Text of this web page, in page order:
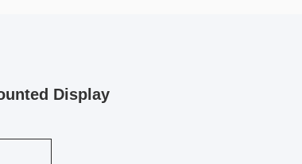
Display